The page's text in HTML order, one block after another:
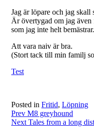
Jag är löpare och jag
Är övertygad om jag
som jag inte helt bemästrar.
Att vara naiv är bra.
(Stort tack till min familj
Test
Posted in Fritid, Löpning
Post
navigation
Prev M8 greyhound
Next Tales from a long